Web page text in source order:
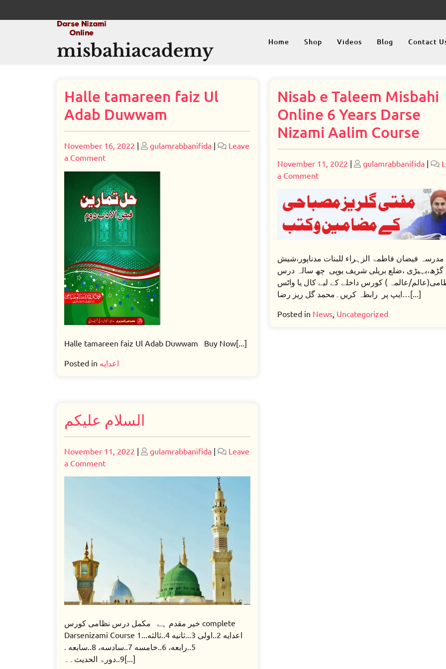
to
misbahiacademy Home Shop Videos Blog Contact
Halle tamareen faiz Ul
Adab Duwwam
Posted
on
November 16, 2022 | Posted
gulamrabbanifida |
Leave
a Commenton
Halle
tamareen
faiz
Ul
Adab
Duwwam
Halle tamareen faiz Ul Adab Duwwam Buy Now[...]
Posted in اعدایه
Nisab e Taleem Misbahi
Online 6 Years Darse
Nizami Aalim Course
Posted
on
November 11, 2022 | Posted
gulamrabbanifida|
a Commenton
e
Taleem
Misbahi
Online
Years
Darse
Nizami
Aalim
مدرسہ فیضان فاطمۃ الزہراء للبنات مدناپور،شیش
گڑھ،بہیڑی ،ضلع بریلی شریف یوپی چھ سالہ درس
عالمہ ) کورس داخلے کے لیے کال یا واٹس
ایپ پر رابطہ کریں۔محمد گل ریز رضا…[...]
Posted in News, Uncategorized
السلام علیکم
Posted
on
November 11, 2022 | Posted
gulamrabbanifida |
Leave
a Commenton
السلام
خیر مقدم ہے مکمل درس نظامی کورس complete
Darsenizami Course 1...اعدایه 2..اولی 3...ثانیه 4..ثالثه
5..رابعه، 6..خامسه 7..سادسه، 8..سابعه .
9..دورۃ الحدیث۔۔[...]